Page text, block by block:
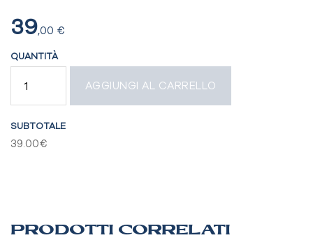
39,00 €
QUANTITÀ
QUADRATI
AGGIUNGI AL CARRELLO
SUBTOTALE
39.00€
PRODOTTI CORRELATI